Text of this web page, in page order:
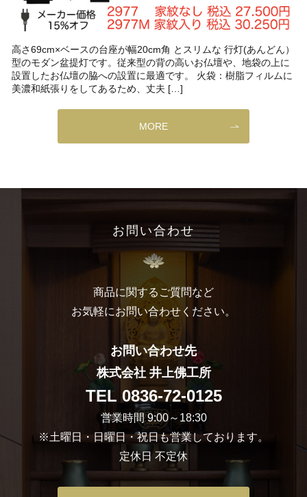
高さ69cm×ベースの台座が幅20cm角 とスリムな 行灯(あんどん）
型のモダン盆提灯です。従来型の背の高いお仏壇や、地袋の上に
設置したお仏壇の脇への設置に最適です。 火袋：樹脂フィルムに
美濃和紙張りをしてあるため、丈夫 […]
MORE
お問い合わせ
商品に関するご質問など
お気軽にお問い合わせください。
お問い合わせ先
株式会社 井上佛工所
TEL 0836-72-0125
営業時間 9:00～18:30
※土曜日・日曜日・祝日も営業しております。
定休日 不定休